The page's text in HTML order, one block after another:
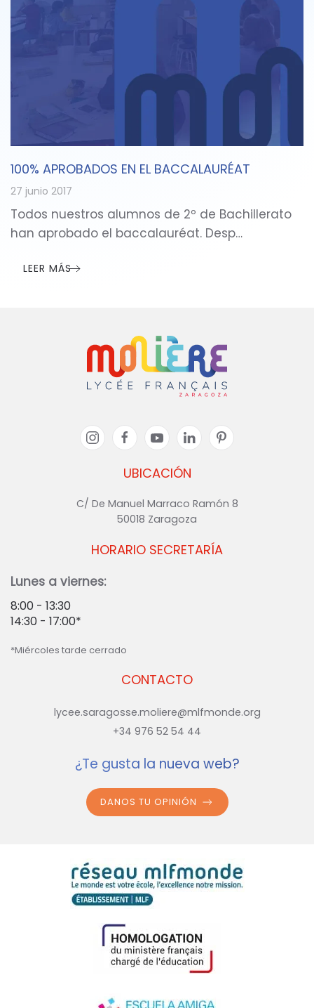
100% APROBADOS EN EL BACCALAURÉAT
27 junio 2017
Todos nuestros alumnos de 2º de Bachillerato
han aprobado el baccalauréat. Desp…
LEER MÁS
UBICACIÓN
C/ De Manuel Marraco Ramón 8
50018 Zaragoza
CONTACTO
lycee.saragosse.moliere@mlfmonde.org
+34 976 52 54 44
HORARIO SECRETARÍA
Lunes a viernes:
8:00 - 13:30
14:30 - 17:00*
*Miércoles tarde cerrado
¿Te gusta la nueva web?
DANOS TU OPINIÓN